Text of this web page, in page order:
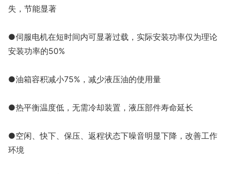
失，节能显著
●伺服电机在短时间内可显著过载，实际安装功率仅为理论
安装功率的50%
●油箱容积减小75%，减少液压油的使用量
●热平衡温度低，无需冷却装置，液压部件寿命延长
●空闲、快下、保压、返程状态下噪音明显下降，改善工作
环境